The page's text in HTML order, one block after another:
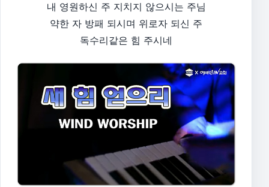
내 영원하신 주 지치지 않으시는 주님
약한 자 방패 되시며 위로자 되신 주
독수리같은 힘 주시네